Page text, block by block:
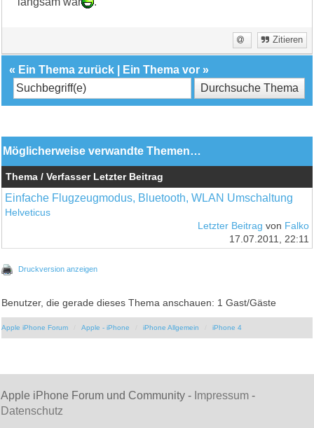
Zitieren
« Ein Thema zurück Ein Thema vor »
Möglicherweise verwandte Themen…
Thema / Verfasser Letzter Beitrag
Einfache Flugzeugmodus, Bluetooth, WLAN Umschaltung
Helveticus
Letzter Beitrag von Falko
17.07.2011, 22:11
Druckversion anzeigen
Benutzer, die gerade dieses Thema anschauen: 1 Gast/Gäste
Apple iPhone Forum Apple - iPhone iPhone Allgemein iPhone 4
Apple iPhone Forum und Community - Impressum -
Datenschutz